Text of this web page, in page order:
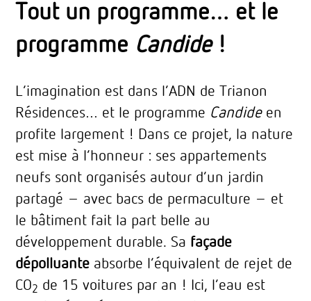
Tout un programme… et le
programme Candide!
L’imagination est dans l’ADN de Trianon
Résidences… et le programme Candideen
profite largement ! Dans ce projet, la nature
est mise à l’honneur : ses appartements
neufs sont organisés autour d’un jardin
partagé – avec bacs de permaculture – et
le bâtiment fait la part belle au
développement durable. Sa façade
dépolluante absorbe l’équivalent de rejet de
CO2 de 15 voitures par an ! Ici, l’eau est